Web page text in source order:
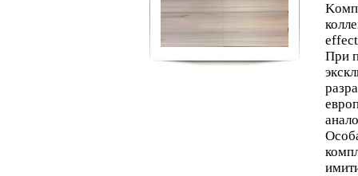
При